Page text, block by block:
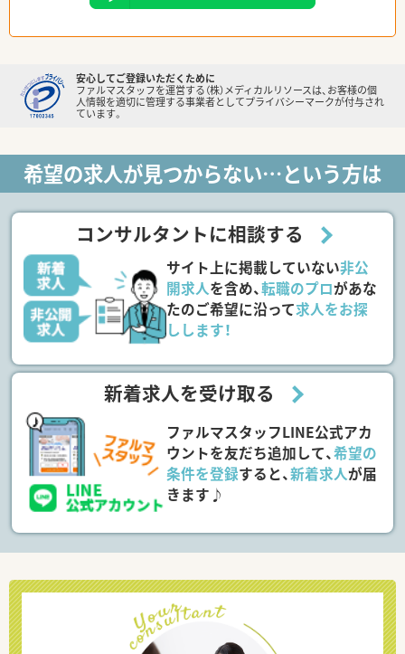
安心してご登録いただくために
ファルマスタッフを運営する（株）メディカルリソースは、お客様の個
人情報を適切に管理する事業者としてプライバシーマークが付与され
ています。
希望の求人が見つからない…という方は
コンサルタントに相談する
サイト上に掲載していない非公
開求人を含め、転職のプロがあな
たのご希望に沿って求人をお探
しします！
新着求人を受け取る
ファルマスタッフLINE公式アカ
ウントを友だち追加して、希望の
条件を登録すると、新着求人が届
きます♪